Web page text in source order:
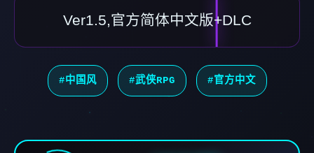
Ver1.5,官方简体中文版+DLC
#中国风 #武侠RPG #官方中文